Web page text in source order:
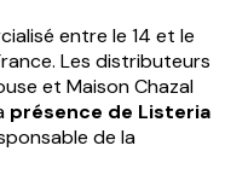
entre le 14 et le
Les distributeurs
et Maison Chazal
présence de Listeria
de la